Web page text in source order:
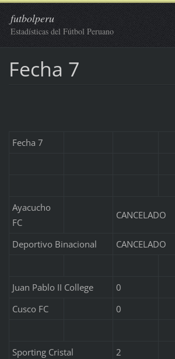
futbolperu
Estadísticas del Fútbol Peruano
Fecha 7
Fecha 7
Ayacucho
FC
CANCELADO
Deportivo Binacional CANCELADO
Juan Pablo II College
0
Cusco FC
0
Sporting Cristal 2